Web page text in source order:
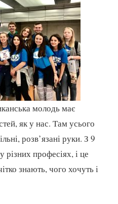
молодь має
як у нас. Там усього
розв’язані руки. З 9
різних професіях, і це
знають, чого хочуть і